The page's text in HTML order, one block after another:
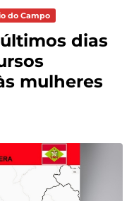
do Campo
dias
mulheres